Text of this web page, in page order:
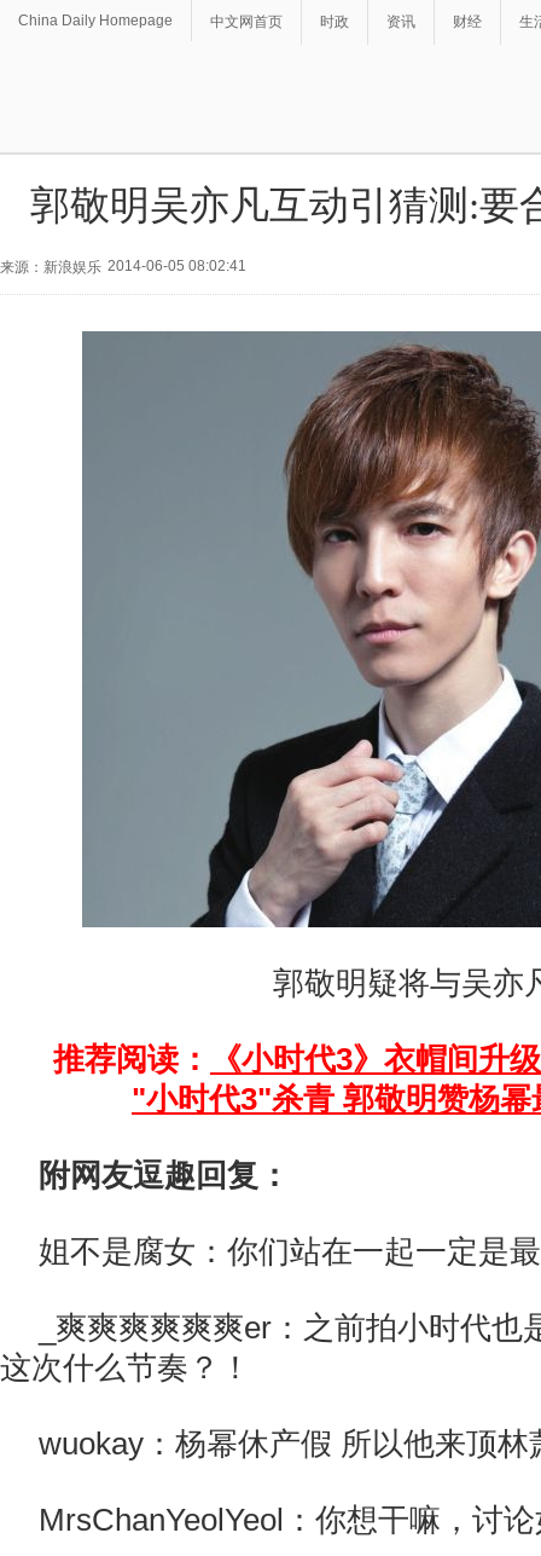
China Daily Homepage 中文网首页 时政 资讯 财经 生
郭敬明吴亦凡互动引猜测:要
来源：新浪娱乐 2014-06-05 08:02:41
郭敬明疑将与吴亦
推荐阅读：
《小时代3》衣帽间升
"小时代3"杀青 郭敬明赞杨幂
附网友逗趣回复：
姐不是腐女：你们站在一起一定是
_爽爽爽爽爽爽er：之前拍小时代
这次什么节奏？！
wuokay：杨幂休产假 所以他来顶林
MrsChanYeolYeol：你想干嘛，讨